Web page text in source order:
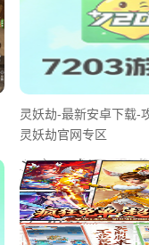
灵妖劫-最新安卓下载-
灵妖劫官网专区